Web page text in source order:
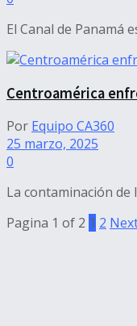
El Canal de Panamá
Centroamérica
Por Equipo CA360
25 marzo, 2025
0
La contaminación de
Pagina 1 of 2 1 2